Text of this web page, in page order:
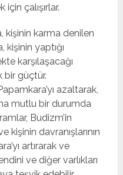
için çalışırlar.
kişinin karma denilen
kişinin yaptığı
karşılaşacağı
bir güçtür.
azaltarak,
mutlu bir durumda
Budizm’in
davranışlarının
artırarak ve
ve diğer varlıkları